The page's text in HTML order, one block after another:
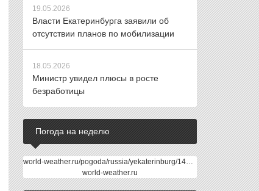
19.05.2026
Власти Екатеринбурга заявили об
отсутствии планов по мобилизации
18.05.2026
Министр увидел плюсы в росте
безработицы
Погода на неделю
world-weather.ru/pogoda/russia/yekaterinburg/14days/
world-weather.ru